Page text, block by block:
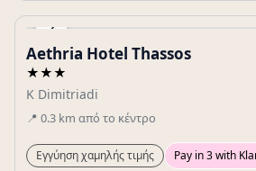
‹
Gallery
Aethria Hotel Thassos
★★★
K Dimitriadi
📍 0.3 km από το κέντρο
Εγγύηση χαμηλής τιμής Pay in 3 with